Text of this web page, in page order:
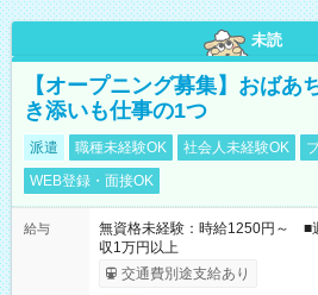
未読
【オープニング募集】おばあ
き添いも仕事の1つ
派遣 職種未経験OK 社会人未経験OK
WEB登録・面接OK
給与
無資格未経験：時給1250円～
収1万円以上
交通費別途支給あり